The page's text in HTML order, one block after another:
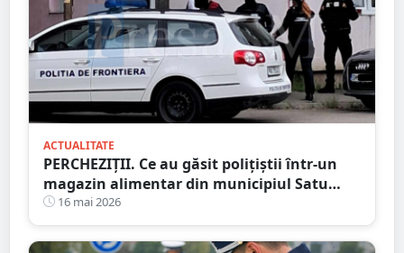
ACTUALITATE
PERCHEZIȚII. Ce au găsit polițiștii într-un
magazin alimentar din municipiul Satu
Mare
16 mai 2026